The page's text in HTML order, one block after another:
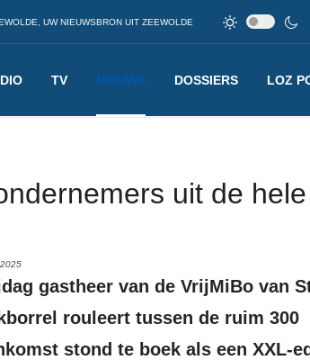
UW NIEUWSBRON UIT ZEEWOLDE
TV NIEUWS DOSSIERS LOZ
uit de hele
rouleert tussen de ruim 300
stond te boek als een XXL-